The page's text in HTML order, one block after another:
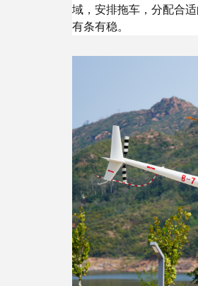
域，安排拖车，分配合
有条有稳。